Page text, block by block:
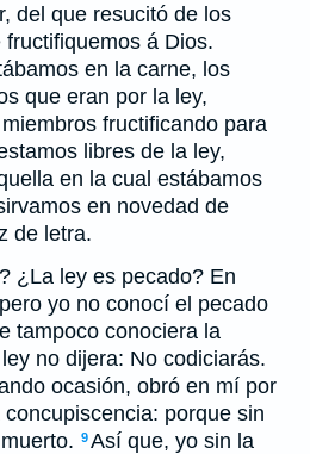
del que resucitó de los
á Dios.
en la carne, los
que eran por la ley,
fructificando para
libres de la ley,
en la cual estábamos
en novedad de
de letra.
¿La ley es pecado? En
yo no conocí el pecado
tampoco conociera la
no dijera: No codiciarás.
ocasión, obró en mí por
porque sin
9Así que, yo sin la